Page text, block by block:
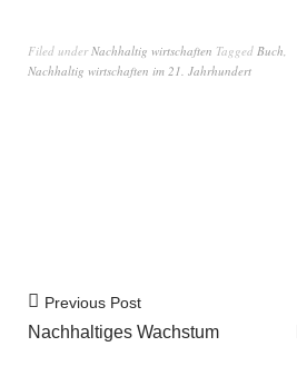
Filed underNachhaltig wirtschaften Tagged Buch,
Nachhaltig wirtschaften im 21. Jahrhundert
Previous Post
Nachhaltiges Wachstum